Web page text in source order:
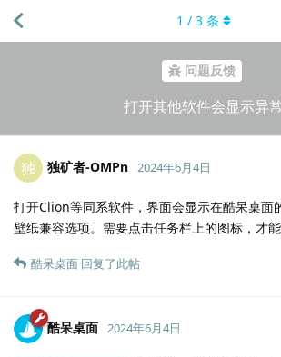
问题反馈
打开其他软件会显示异常
1 / 3 条
独 独矿者-OMPn 2024年6月4日
打开Clion等同系软件，界面会显示在酷呆桌面
壁纸兼容选项。需要点击任务栏上的图标，才
酷呆桌面 回复了此帖
酷呆桌面 2024年6月4日